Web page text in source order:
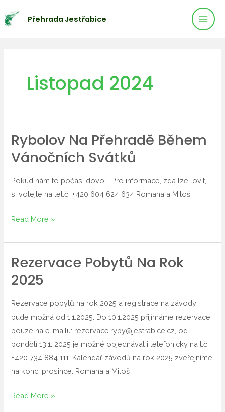
na
Přehrada Jestřabice
Listopad 2024
Rybolov Na Přehradě Během
Vánočních Svátků
Pokud nám to počasí dovolí. Pro informace, zda lze lovit,
si volejte na tel.č. +420 604 624 634 Romana a Miloš
Rybolov
na
přehradě
během
vánočních
Read More »
Rezervace Pobytů Na Rok
2025
Rezervace pobytů na rok 2025 a registrace na závody
bude možná od 1.1.2025. Do 10.1.2025 přijímáme rezervace
pouze na e-mailu: rezervace.ryby@jestrabice.cz, od
pondělí 13.1. 2025 je možné objednávat i telefonicky na t.č.
+420 734 884 111. Kalendář závodů na rok 2025 zveřejníme
na konci prosince. Romana a Miloš
Rezervace
pobytů
na
rok
2025
Read More »